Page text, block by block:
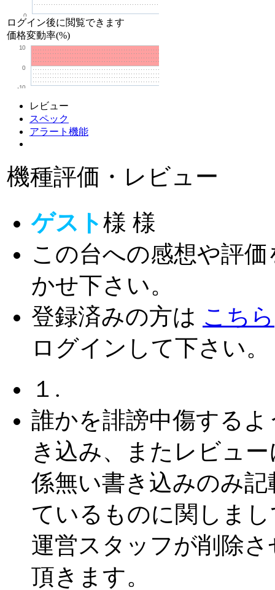
0
ログイン後に閲覧できます
価格変動率(%)
-10
0
10
レビュー
スペック
アラート機能
機種評価・レビュー
ゲスト様 様
この台への感想や評価
かせ下さい。
登録済みの方は こちら
ログインして下さい。
１.
誰かを誹謗中傷するよ
き込み、またレビュー
係無い書き込みのみ記
ているものに関しま
運営スタッフが削除さ
頂きます。